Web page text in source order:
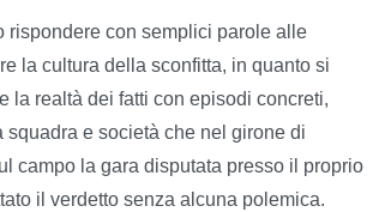
rispondere con semplici parole alle
la cultura della sconfitta, in quanto si
la realtà dei fatti con episodi concreti,
squadra e società che nel girone di
campo la gara disputata presso il proprio
il verdetto senza alcuna polemica.